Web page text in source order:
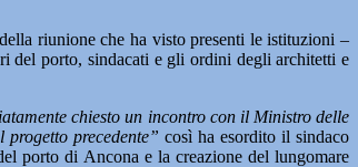
riunione che ha visto presenti le istituzioni –
del porto, sindacati e gli ordini degli architetti e
chiesto un incontro con il Ministro delle
precedente” così ha esordito il sindaco
porto di Ancona e la creazione del lungomare